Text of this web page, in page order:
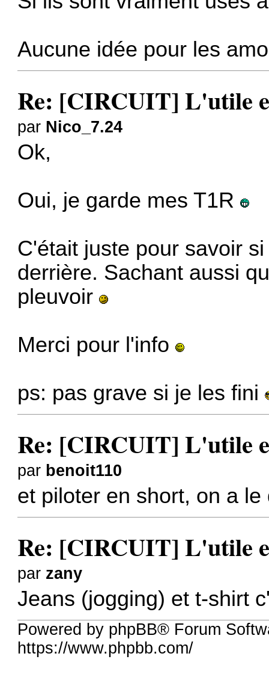
Aucune idée pour les
Re: [CIRCUIT] L'utile
par Nico_7.24
Ok,
Oui, je garde mes T1R
C'était juste pour savoir
derrière. Sachant aussi
pleuvoir
Merci pour l'info
ps: pas grave si je les fini
Re: [CIRCUIT] L'utile
par benoit110
et piloter en short, on a le
Re: [CIRCUIT] L'utile
par zany
Jeans (jogging) et t-shirt
Powered by phpBB® Forum
https://www.phpbb.com/